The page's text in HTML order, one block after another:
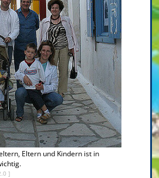
Eltern und Kindern ist in
]